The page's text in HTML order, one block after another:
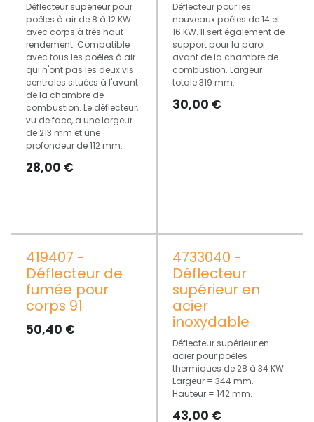
Déflecteur supérieur pour
poêles à air de 8 à 12 KW
avec corps à très haut
rendement. Compatible
avec tous les poêles à air
qui n'ont pas les deux vis
centrales situées à l'avant
de la chambre de
combustion. Le déflecteur,
vu de face, a une largeur
de 213 mm et une
profondeur de 112 mm.
28,00 €
Déflecteur pour les
nouveaux poêles de 14 et
16 KW. Il sert également de
support pour la paroi
avant de la chambre de
combustion. Largeur
totale 319 mm.
30,00 €
419407 -
Déflecteur de
fumée pour
corps 91
50,40 €
4733040 -
Déflecteur
supérieur en
acier
inoxydable
Déflecteur supérieur en
acier pour poêles
thermiques de 28 à 34 KW.
Largeur = 344 mm.
Hauteur = 142 mm.
43,00 €